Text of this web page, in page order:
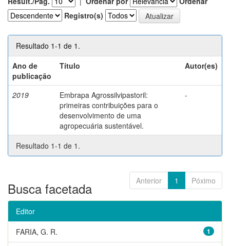
Registro(s)
Resultado 1-1 de 1.
Ano de
publicação
Título Autor(es)
2019
Embrapa Agrossilvipastoril:
primeiras contribuições para o
desenvolvimento de uma
agropecuária sustentável.
-
Resultado 1-1 de 1.
Anterior 1 Póximo
Busca facetada
Editor
1
FARIA, G. R.